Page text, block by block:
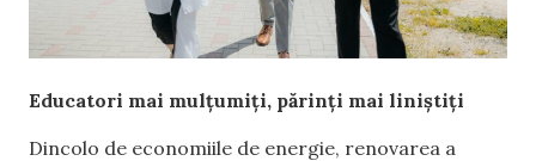
Educatori mai mulțumiți, părinți mai liniștiți
Dincolo de economiile de energie, renovarea a